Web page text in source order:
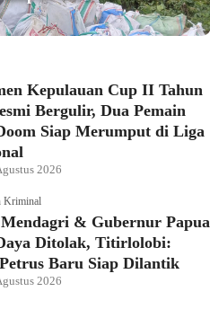
Kepulauan Cup II Tahun
Bergulir, Dua Pemain
Siap Merumput di Liga
2026
Kriminal
& Gubernur Papua
Ditolak, Titirlolobi:
Baru Siap Dilantik
2026